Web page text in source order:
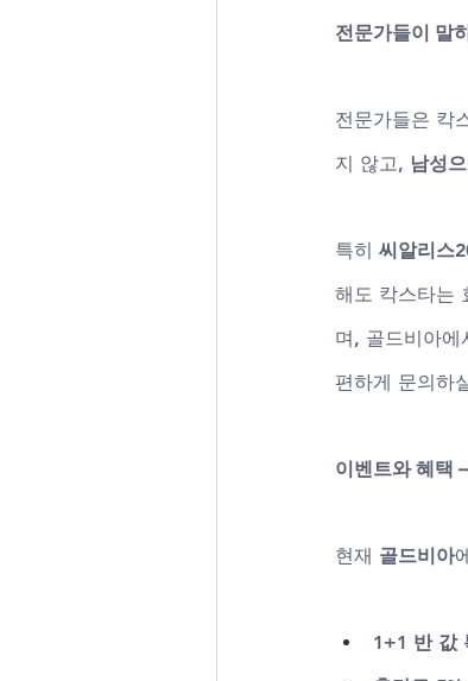
전문가들이 말
전문가들은 칵
지 않고, 남성
특히 씨알리스
해도 칵스타는
며, 골드비아에
편하게 문의하
이벤트와 혜택
현재 골드비아
1+1 반 값